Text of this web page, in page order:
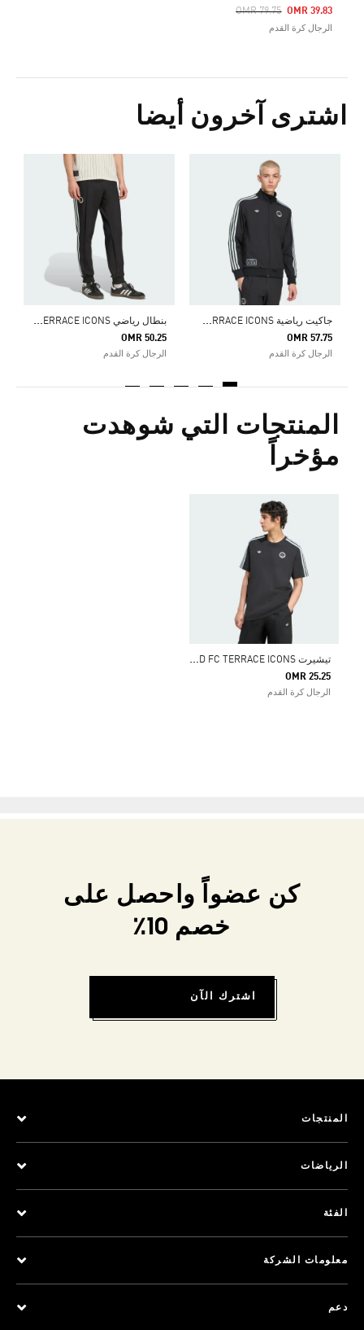
Price Reduced From
OMR 79.75
To OMR 39.83
الرجال كرة القدم
اشترى آخرون أيضا
ج
اكيت رياضية NEWCASTLE UNITED FC TERRACE ICONS
OMR 57.75
الرجال كرة القدم
ب
نطال رياضي NEWCASTLE UNITED FC TERRACE ICONS
OMR 50.25
الرجال كرة القدم
المنتجات التي شوهدت
مؤخراً
ت
يشيرت NEWCASTLE UNITED FC TERRACE ICONS
OMR 25.25
الرجال كرة القدم
كن عضواً واحصل على
خصم 10٪
اشترك الآن
المنتجات
الرياضات
الفئة
معلومات الشركة
دعم